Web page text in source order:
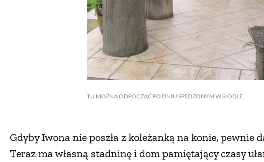
TU MOŻNA ODPOCZĄĆ PO DNIU SPĘDZONYM W SIODLE.
Gdyby Iwona nie poszła z koleżanką na konie, pewnie
Teraz ma własną stadninę i dom pamiętający czasy